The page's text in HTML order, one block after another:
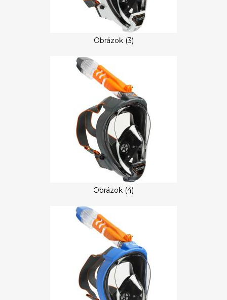
Obrázok (3)
Obrázok (4)